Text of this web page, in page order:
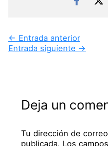
← Entrada anterior
Entrada siguiente →
Deja un
Tu dirección de
publicada. Los